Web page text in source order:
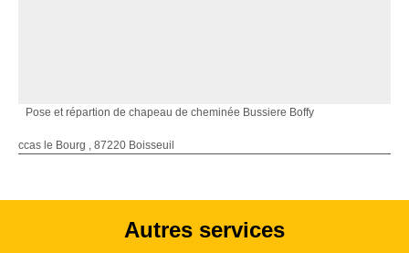
Pose et répartion de chapeau de cheminée Bussiere Boffy
ccas le Bourg , 87220 Boisseuil
Autres services